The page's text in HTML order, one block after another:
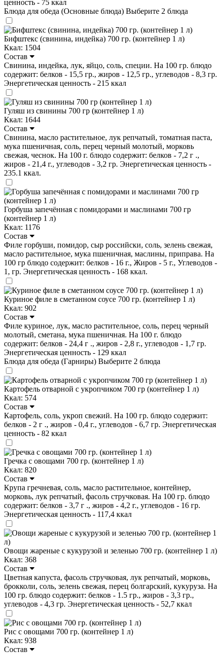
ценность - 75 ккал
Блюда для обеда (Основные блюда) Выберите 2 блюда
Бифштекс (свинина, индейка) 700 гр. (контейнер 1 л)
Ккал: 1504
Состав
Свинина, индейка, лук, яйцо, соль, специи. На 100 гр. блюдо
содержит: белков - 15,5 гр., жиров - 12,5 гр., углеводов - 8,3 гр.
Энергетическая ценность - 215 ккал
Гуляш из свинины 700 гр (контейнер 1 л)
Ккал: 1644
Состав
Свинина, масло растительное, лук репчатый, томатная паста,
мука пшеничная, соль, перец черный молотый, морковь
свежая, чеснок. На 100 г. блюдо содержит: белков - 7,2 г .,
жиров - 21,4 г., углеводов - 3,2 гр. Энергетическая ценность -
235.1 ккал.
Горбуша запечённая с помидорами и маслинами 700 гр
(контейнер 1 л)
Ккал: 1176
Состав
Филе горбуши, помидор, сыр российски, соль, зелень свежая,
масло растительное, мука пшеничная, маслины, приправа. На
100 гр блюдо содержит: белков - 16 г., Жиров - 5 г., Углеводов -
1, гр. Энергетическая ценность - 168 ккал.
Куриное филе в сметанном соусе 700 гр. (контейнер 1 л)
Ккал: 902
Состав
Филе куриное, лук, масло растительное, соль, перец черный
молотый, сметана, мука пшеничная. На 100 г. блюдо
содержит: белков - 24,4 г ., жиров - 2,8 г., углеводов - 1,7 гр.
Энергетическая ценность - 129 ккал
Блюда для обеда (Гарниры) Выберите 2 блюда
Картофель отварной с укропчиком 700 гр (контейнер 1 л)
Ккал: 574
Состав
Картофель, соль, укроп свежий. На 100 гр. блюдо содержит:
белков - 2 г ., жиров - 0,4 г., углеводов - 6,7 гр. Энергетическая
ценность - 82 ккал
Гречка с овощами 700 гр. (контейнер 1 л)
Ккал: 820
Состав
Крупа гречневая, соль, масло растительное, контейнер,
морковь, лук репчатый, фасоль стручковая. На 100 гр. блюдо
содержит: белков - 3,7 г ., жиров - 4,2 г., углеводов - 16 гр.
Энергетическая ценность - 117,4 ккал
Овощи жареные с кукурузой и зеленью 700 гр. (контейнер 1 л)
Ккал: 368
Состав
Цветная капуста, фасоль стручковая, лук репчатый, морковь,
брокколи, соль, зелень свежая, перец болгарский, кукуруза. На
100 гр. блюдо содержит: белков - 1.5 гр., жиров - 3,3 гр.,
углеводов - 4,3 гр. Энергетическая ценность - 52,7 ккал
Рис с овощами 700 гр. (контейнер 1 л)
Ккал: 938
Состав